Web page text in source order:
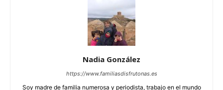
Nadia González
https://www.familiasdisfrutonas.es
Soy madre de familia numerosa y periodista, trabajo en el mundo